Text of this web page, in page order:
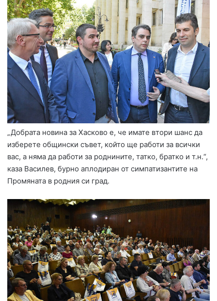
„Добрата новина за Хасково е, че имате втори шанс да
изберете общински съвет, който ще работи за всички
вас, а няма да работи за роднините, татко, братко и т.н.“,
каза Василев, бурно аплодиран от симпатизантите на
Промяната в родния си град.